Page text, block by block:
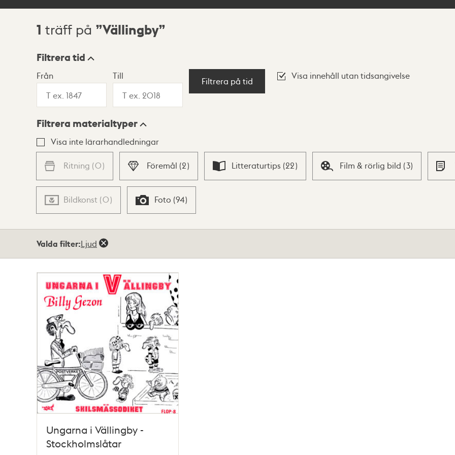
Sökresultat
1 träff på Vällingby
Visningsläge
Lista Karta
Filtrera tid
Från Till
Filtrera på tid
Visa innehåll utan tidsangivelse
Filtrera materialtyper
Visa inte lärarhandledningar
Ritning (0) Föremål (2) Litteraturtips (22) Film & rörlig bild (3)
Bildkonst (0) Foto (94)
Valda filter:Ljud
Ungarna i Vällingby -
Stockholmslåtar